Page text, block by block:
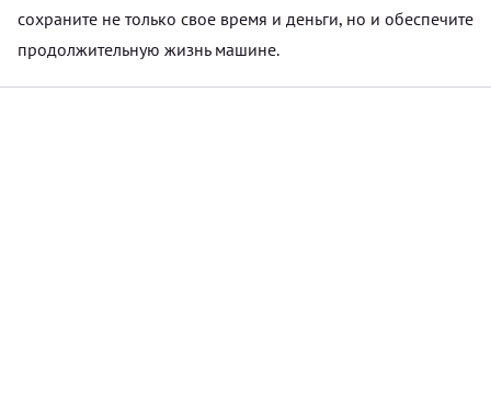
сохраните не только свое время и деньги, но и обеспечите
продолжительную жизнь машине.